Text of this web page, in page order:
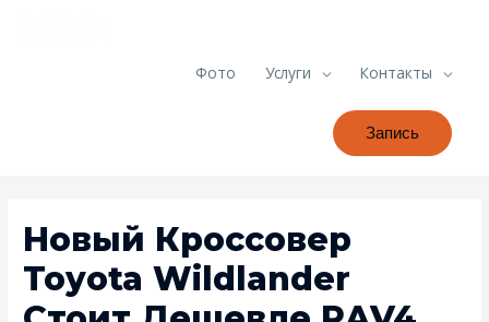
Фото Услуги Контакты
Запись
Новый Кроссовер
Toyota Wildlander